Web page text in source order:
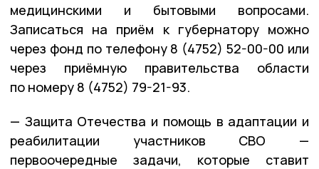
медицинскими и бытовыми вопросами.
Записаться на приём к губернатору можно
через фонд по телефону 8 (4752) 52-00-00 или
через приёмную правительства области
по номеру 8 (4752) 79-21-93.
— Защита Отечества и помощь в адаптации и
реабилитации участников СВО —
первоочередные задачи, которые ставит